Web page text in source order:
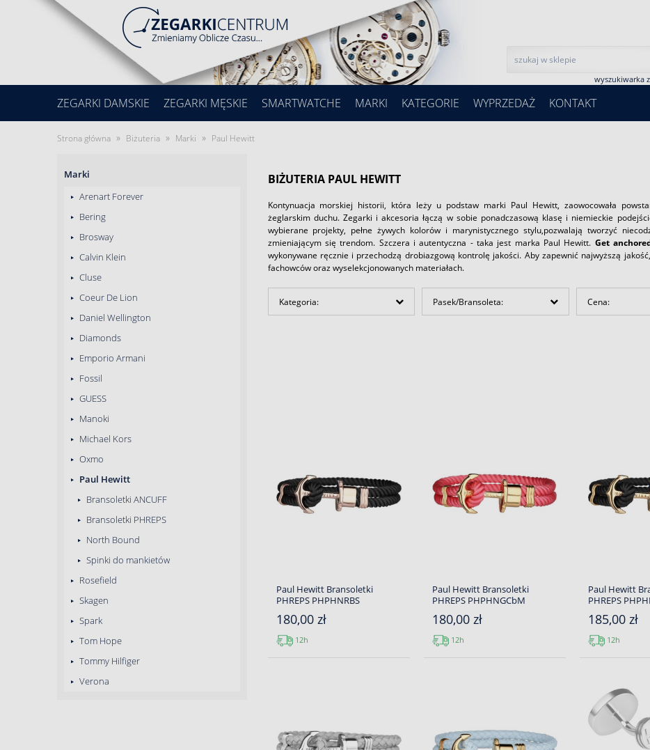
wyszukiwarka
ZEGARKI DAMSKIE ZEGARKI MĘSKIE SMARTWATCHE MARKI KATEGORIE WYPRZEDAŻ KONTAKT
Strona główna » Biżuteria » Marki » Paul Hewitt
Marki
Arenart Forever
Bering
Brosway
Calvin Klein
Cluse
Coeur De Lion
Daniel Wellington
Diamonds
Emporio Armani
Fossil
GUESS
Manoki
Michael Kors
Oxmo
Paul Hewitt
Bransoletki ANCUFF
Bransoletki PHREPS
North Bound
Spinki do mankietów
Rosefield
Skagen
Spark
Tom Hope
Tommy Hilfiger
Verona
BIŻUTERIA PAUL HEWITT
Kontynuacja morskiej historii, która leży u podstaw marki Paul Hewitt, zaowocowała
żeglarskim duchu. Zegarki i akcesoria łączą w sobie ponadczasową klasę i niemieckie
wybierane projekty, pełne żywych kolorów i marynistycznego stylu,pozwalają tworzyć
zmieniającym się trendom. Szczera i autentyczna - taka jest marka Paul Hewitt. Get
wykonywane ręcznie i przechodzą drobiazgową kontrolę jakości. Aby zapewnić najwyższą
fachowców oraz wyselekcjonowanych materiałach.
Kategoria: Pasek/Bransoleta: Cena:
Paul Hewitt Bransoletki
PHREPS PHPHNRBS
180,00 zł
12h
Paul Hewitt Bransoletki
PHREPS PHPHNGCbM
180,00 zł
12h
Paul Hewitt
PHREPS
185,00 zł
12h